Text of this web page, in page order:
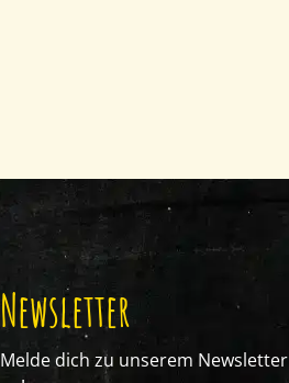
Newsletter
Melde dich zu unserem Newsletter